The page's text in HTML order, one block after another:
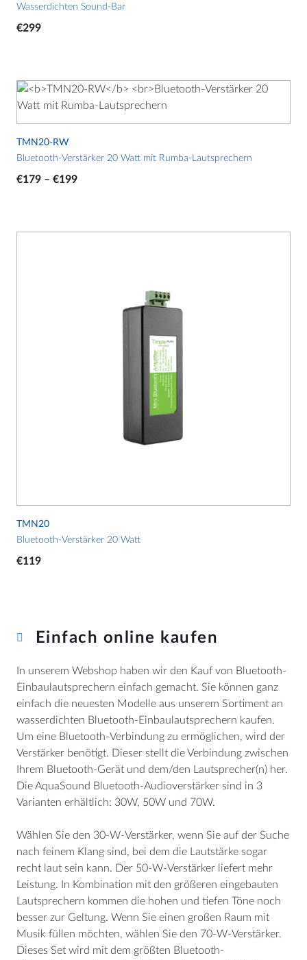
Wasserdichten Sound-Bar
€299
TMN20-RW
Bluetooth-Verstärker 20 Watt mit Rumba-Lautsprechern
€179 – €199Preisspanne:
Dieses
Produkt
weist
mehrere
Varianten
Die
auf
TMN20
Bluetooth-Verstärker 20 Watt
€119
Einfach online kaufen
In unserem Webshop haben wir den Kauf von Bluetooth-
Einbaulautsprechern einfach gemacht. Sie können ganz
einfach die neuesten Modelle aus unserem Sortiment an
wasserdichten Bluetooth-Einbaulautsprechern kaufen.
Um eine Bluetooth-Verbindung zu ermöglichen, wird der
Verstärker benötigt. Dieser stellt die Verbindung zwischen
Ihrem Bluetooth-Gerät und dem/den Lautsprecher(n) her.
Die AquaSound Bluetooth-Audioverstärker sind in 3
Varianten erhältlich: 30W, 50W und 70W.
Wählen Sie den 30-W-Verstärker, wenn Sie auf der Suche
nach feinem Klang sind, bei dem die Lautstärke sogar
recht laut sein kann. Der 50-W-Verstärker liefert mehr
Leistung. In Kombination mit den größeren eingebauten
Lautsprechern kommen die hohen und tiefen Töne noch
besser zur Geltung. Wenn Sie einen großen Raum mit
Musik füllen möchten, wählen Sie den 70-W-Verstärker.
Dieses Set wird mit dem größten Bluetooth-